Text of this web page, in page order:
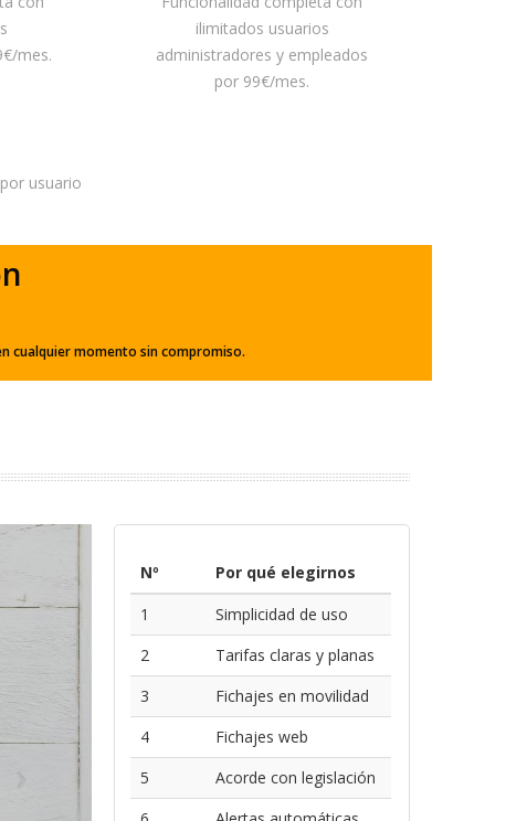
mes.
ilimitados usuarios
administradores y empleados
por 99€/mes.
usuario
cualquier momento sin compromiso.
Nº
Por qué elegirnos
1
Simplicidad de uso
2
Tarifas claras y planas
3
Fichajes en movilidad
4
Fichajes web
5
Acorde con legislación